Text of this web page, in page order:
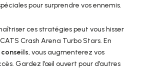
pour surprendre vos ennemis.
ces stratégies peut vous hisser
Crash Arena Turbo Stars. En
conseils, vous augmenterez vos
Gardez l’œil ouvert pour d’autres